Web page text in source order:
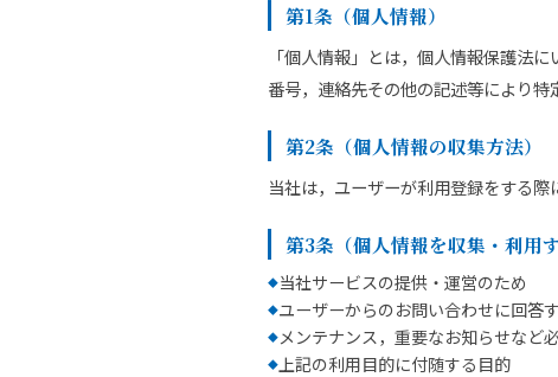
第1条（個人情報）
「個人情報」とは，個人情報保護法
番号，連絡先その他の記述等により特
第2条（個人情報の収集方法）
当社は，ユーザーが利用登録をする
第3条（個人情報を収集・利用
当社サービスの提供・運営のため
ユーザーからのお問い合わせに回答
メンテナンス，重要なお知らせなど
上記の利用目的に付随する目的